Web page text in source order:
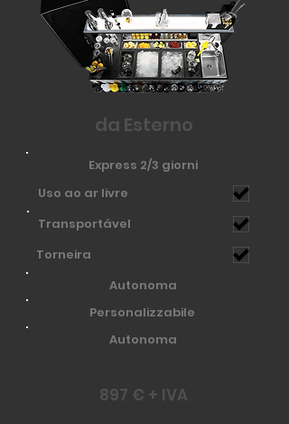
da Esterno
Express 2/3 giorni
Uso ao ar livre
Transportável
Torneira
Autonoma
Personalizzabile
Autonoma
897 € + IVA